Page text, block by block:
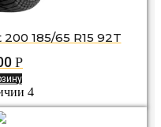
185/65 R15 92T
Р
4